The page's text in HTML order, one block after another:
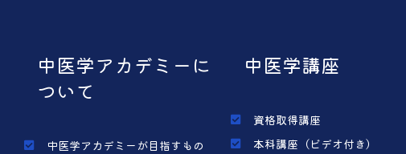
中医学アカデミーに
ついて
中医学アカデミーが目指すもの
中医学講座
資格取得講座
本科講座（ビデオ付き）